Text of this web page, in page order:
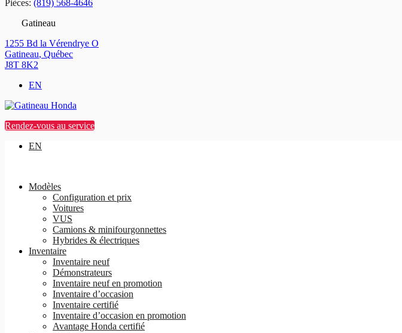
Pièces: (819) 568-4646
Gatineau
1255 Bd la Vérendrye O
Gatineau, Québec
J8T 8K2
EN
Rendez-vous au service
EN
Modèles
Configuration et prix
Voitures
VUS
Camions & minifourgonnettes
Hybrides & électriques
Inventaire
Inventaire neuf
Démonstrateurs
Inventaire neuf en promotion
Inventaire d’occasion
Inventaire certifié
Inventaire d’occasion en promotion
Avantage Honda certifié